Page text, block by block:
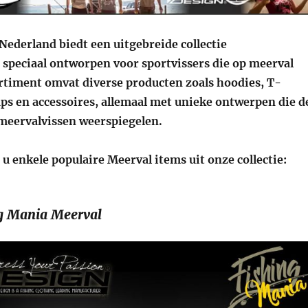
biedt een uitgebreide collectie
ontworpen voor sportvissers die op meerval
omvat diverse producten zoals hoodies, T-
en accessoires, allemaal met unieke ontwerpen die
weerspiegelen.
enkele populaire Meerval items uit onze collectie:
Mania Meerval